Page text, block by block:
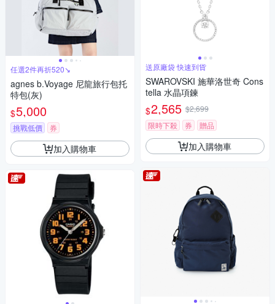
任選2件再折520↘
agnes b.Voyage 尼龍旅行包托
特包(灰)
$5,000
挑戰低價 券
加入購物車
送原廠袋 快速到貨
SWAROVSKI 施華洛世奇 Cons
tella 水晶項鍊
$2,565 $2,699
限時下殺
券 贈品
加入購物車